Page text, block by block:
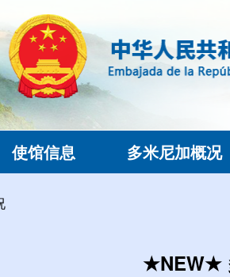
使馆信息 多米尼加概况
★NEW★